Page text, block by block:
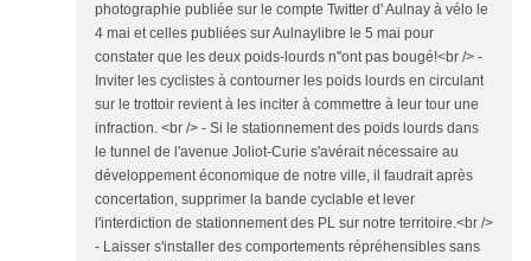
photographie publiée sur le compte Twitter d' Aulnay à vélo le
4 mai et celles publiées sur Aulnaylibre le 5 mai pour
constater que les deux poids-lourds n''ont pas bougé!<br /> -
Inviter les cyclistes à contourner les poids lourds en circulant
sur le trottoir revient à les inciter à commettre à leur tour une
infraction. <br /> - Si le stationnement des poids lourds dans
le tunnel de l'avenue Joliot-Curie s'avérait nécessaire au
développement économique de notre ville, il faudrait après
concertation, supprimer la bande cyclable et lever
l'interdiction de stationnement des PL sur notre territoire.<br />
- Laisser s'installer des comportements répréhensibles sans